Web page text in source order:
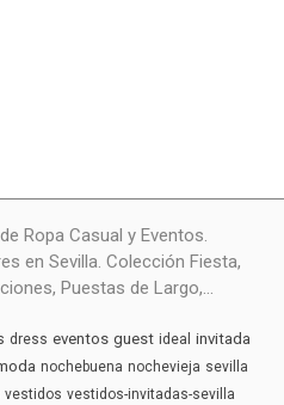
Ropa Casual y Eventos.
en Sevilla. Colección Fiesta,
Puestas de Largo,...
dress eventos guest ideal invitada
nochebuena nochevieja sevilla
vestidos vestidos-invitadas-sevilla